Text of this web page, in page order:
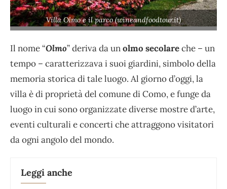
Villa Olmo e il parco (wineandfoodtour.it)
Il nome “Olmo” deriva da unolmo secolareche – un
tempo – caratterizzava i suoi giardini, simbolo della
memoria storica di tale luogo. Al giorno d’oggi, la
villa è di proprietà del comune di Como, e funge da
luogo in cui sono organizzate diverse mostre d’arte,
eventi culturali e concerti che attraggono visitatori
da ogni angolo del mondo.
Leggi anche